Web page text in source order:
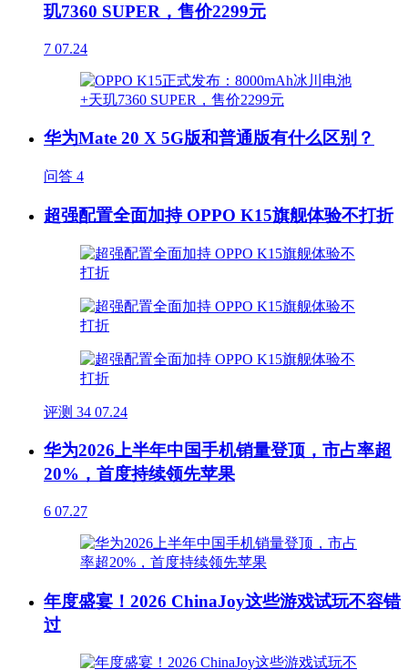
玑7360 SUPER，售价2299元
7 07.24
华为Mate 20 X 5G版和普通版有什么区别？
问答 4
超强配置全面加持 OPPO K15旗舰体验不打折
评测 34 07.24
华为2026上半年中国手机销量登顶，市占率超
20%，首度持续领先苹果
6 07.27
年度盛宴！2026 ChinaJoy这些游戏试玩不容错
过